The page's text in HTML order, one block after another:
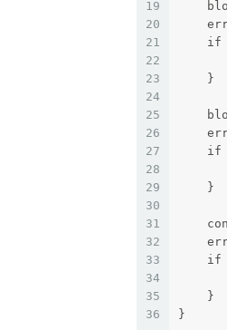
19
20
21
22
23
24
25
26
27
28
29
30
31
32
33
34
35
36
if
if
if
}
}